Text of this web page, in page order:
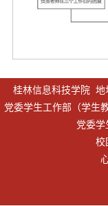
桂林信息科技学院 地
党委学生工作部（学生
党委学
校